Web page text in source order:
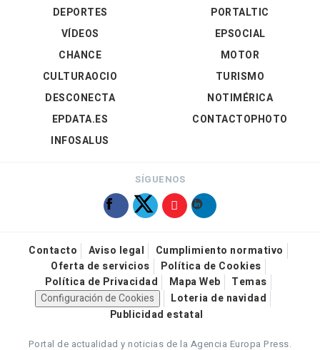
DEPORTES
VÍDEOS
PORTALTIC
EPSOCIAL
CHANCE
CULTURAOCIO
DESCONECTA
EPDATA.ES
INFOSALUS
MOTOR
TURISMO
NOTIMÉRICA
CONTACTOPHOTO
SÍGUENOS
Contacto Aviso legal
Cumplimiento normativo
Oferta de servicios
Política de Cookies
Política de Privacidad
Mapa Web
Temas
Configuración de Cookies
Loteria de navidad
Publicidad estatal
Portal de actualidad y noticias de la Agencia Europa Press.